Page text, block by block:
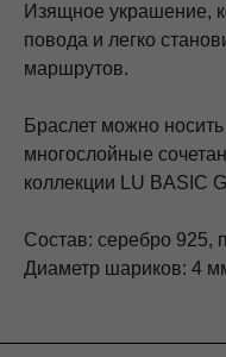
Изящное украшение,
повода и легко
маршрутов.
Браслет можно
многослойные
коллекции LU BASIC
Состав: серебро 925,
Диаметр шариков: 4